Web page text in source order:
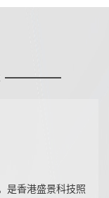
是香港盛景科技照